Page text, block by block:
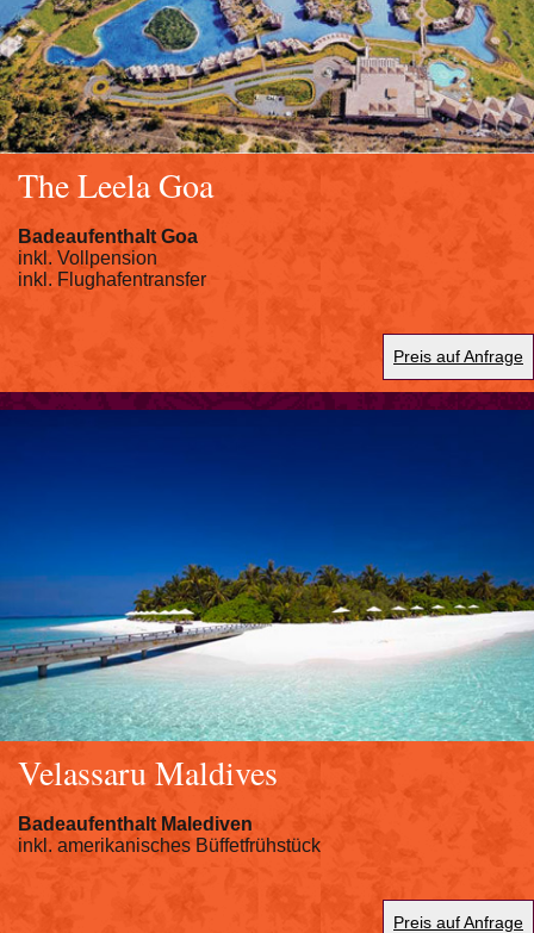
The Leela Goa
Badeaufenthalt Goa
inkl. Vollpension
inkl. Flughafentransfer
Preis auf Anfrage
Velassaru Maldives
Badeaufenthalt Malediven
inkl. amerikanisches Büffetfrühstück
Preis auf Anfrage